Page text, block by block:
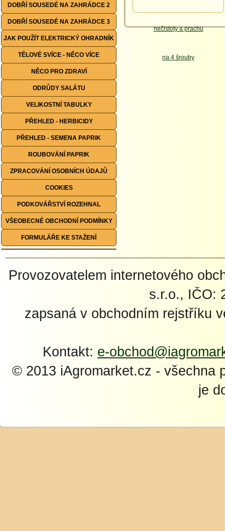
DOBŘÍ SOUSEDÉ NA ZAHRÁDCE 2
DOBŘÍ SOUSEDÉ NA ZAHRÁDCE 3
JAK POUŽÍT ELEKTRICKÝ OHRADNÍK
TĚLOVÉ SVÍCE - NĚCO VÍCE
NĚCO PRO ZDRAVÍ
ODRŮDY SALÁTU
VELIKOSTNÍ TABULKY
PŘEHLED - HERBICIDY
PŘEHLED - SEMENA PAPRIK
ROUBOVÁNÍ PAPRIK
ZPRACOVÁNÍ OSOBNÍCH ÚDAJŮ
COOKIES
PODKOVÁŘSTVÍ ROZEHNAL
VŠEOBECNÉ OBCHODNÍ PODMÍNKY
FORMULÁŘE KE STAŽENÍ
Provozovatelem internetového
s.r.o., IČO:
zapsaná v obchodním rejstříku
Kontakt: e-
© 2013 iAgromarket.cz - všechna
je